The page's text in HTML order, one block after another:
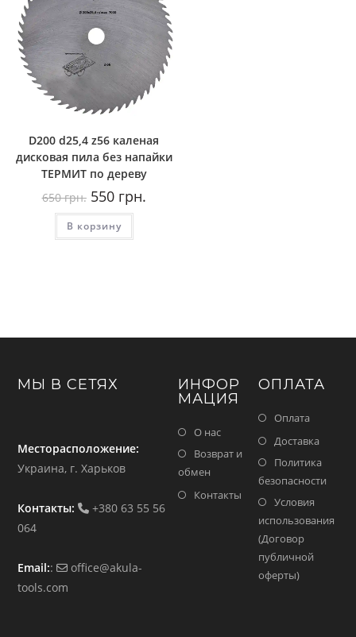
D200 d25,4 z56 каленая
дисковая пила без напайки
ТЕРМИТ по дереву
650грн. Первоначальная
цена
составляла
650
грн..
550грн.цена:
В корзину
МЫ В СЕТЯХ
Месторасположение:
Украина, г. Харьков
Контакты:
+380 63 55 56
064
Email::
office@akula-
tools.com
ИНФОР
МАЦИЯ
О нас
Возврат и
обмен
Контакты
ОПЛАТА
Оплата
Доставка
Политика
безопасности
Условия
использования
(Договор
публичной
оферты)